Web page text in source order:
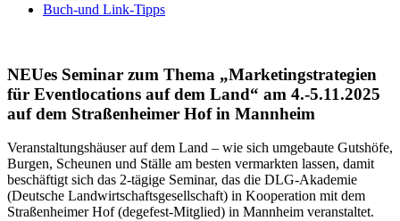
Buch-und Link-Tipps
NEUes Seminar zum Thema „Marketingstrategien
für Eventlocations auf dem Land“ am 4.-5.11.2025
auf dem Straßenheimer Hof in Mannheim
Veranstaltungshäuser auf dem Land – wie sich umgebaute Gutshöfe,
Burgen, Scheunen und Ställe am besten vermarkten lassen, damit
beschäftigt sich das 2-tägige Seminar, das die DLG-Akademie
(Deutsche Landwirtschaftsgesellschaft) in Kooperation mit dem
Straßenheimer Hof (degefest-Mitglied) in Mannheim veranstaltet.